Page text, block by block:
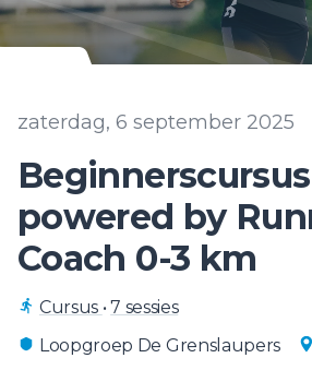
zaterdag, 6 september 2025
Beginnerscursus
powered by
Coach 0-3 km
Cursus •7 sessies
Loopgroep De Grenslaupers